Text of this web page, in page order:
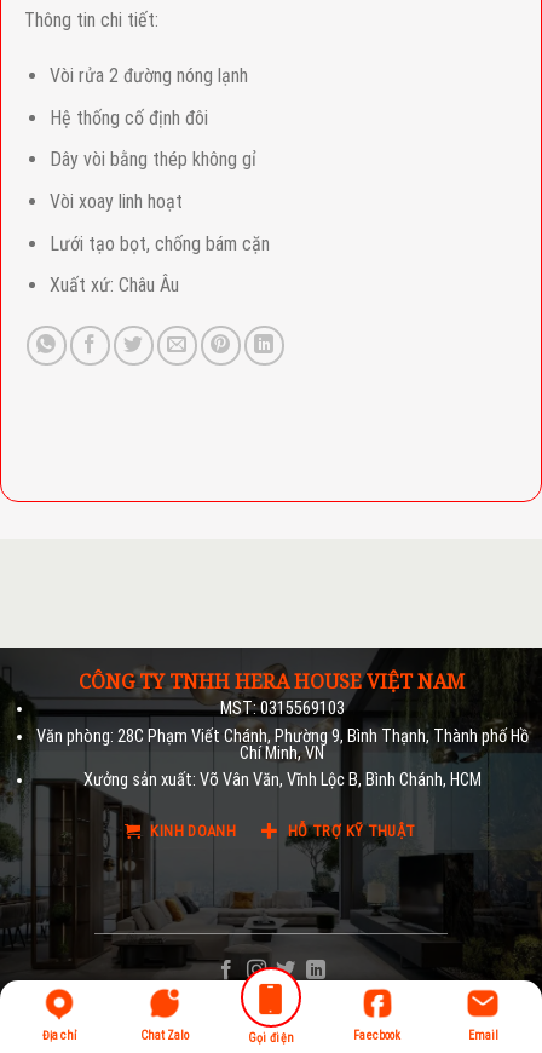
Thông tin chi tiết:
Vòi rửa 2 đường nóng lạnh
Hệ thống cố định đôi
Dây vòi bằng thép không gỉ
Vòi xoay linh hoạt
Lưới tạo bọt, chống bám cặn
Xuất xứ: Châu Âu
CÔNG TY TNHH HERA HOUSE VIỆT NAM
MST: 0315569103
Văn phòng: 28C Phạm Viết Chánh, Phường 9, Bình Thạnh, Thành phố Hồ
Chí Minh, VN
Xưởng sản xuất: Võ Vân Văn, Vĩnh Lộc B, Bình Chánh, HCM
KINH DOANH HỖ TRỢ KỸ THUẬT
Địa chỉ Chat Zalo Gọi điện Faecbook Email